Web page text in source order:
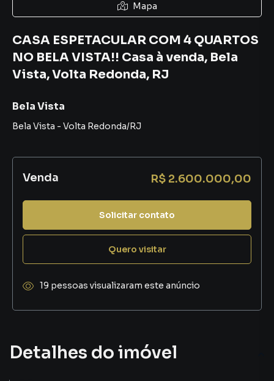
Detalhes do imóvel
Mapa
CASA ESPETACULAR COM 4 QUARTOS
NO BELA VISTA!! Casa à venda, Bela
Vista, Volta Redonda, RJ
Bela Vista
Bela Vista - Volta Redonda/RJ
Venda R$ 2.600.000,00
Solicitar contato
Quero visitar
19 pessoas visualizaram este anúncio